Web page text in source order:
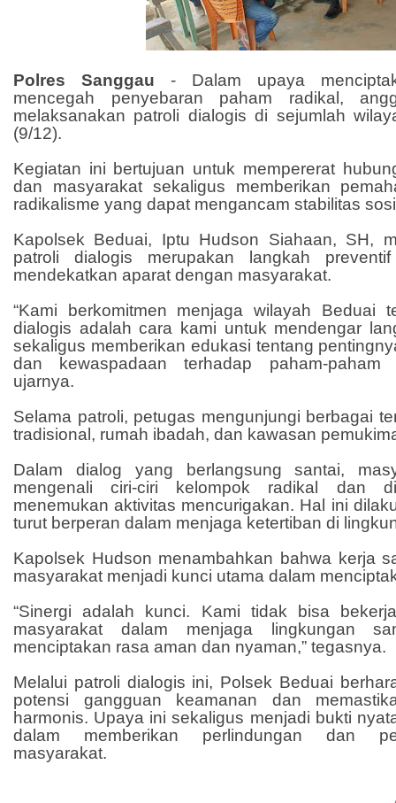
Polres Sanggau - Dalam upaya
mencegah penyebaran paham radikal,
melaksanakan patroli dialogis di sejumlah
(9/12).
Kegiatan ini bertujuan untuk mempererat
dan masyarakat sekaligus memberikan
radikalisme yang dapat mengancam stabilitas
Kapolsek Beduai, Iptu Hudson Siahaan, SH,
patroli dialogis merupakan langkah
mendekatkan aparat dengan masyarakat.
“Kami berkomitmen menjaga wilayah Beduai
dialogis adalah cara kami untuk mendengar
sekaligus memberikan edukasi tentang
dan kewaspadaan terhadap paham-paham
ujarnya.
Selama patroli, petugas mengunjungi berbagai
tradisional, rumah ibadah, dan kawasan
Dalam dialog yang berlangsung santai,
mengenali ciri-ciri kelompok radikal dan
menemukan aktivitas mencurigakan. Hal ini
turut berperan dalam menjaga ketertiban di
Kapolsek Hudson menambahkan bahwa kerja
masyarakat menjadi kunci utama dalam
“Sinergi adalah kunci. Kami tidak bisa
masyarakat dalam menjaga lingkungan
menciptakan rasa aman dan nyaman,” tegasnya.
Melalui patroli dialogis ini, Polsek Beduai
potensi gangguan keamanan dan
harmonis. Upaya ini sekaligus menjadi bukti
dalam memberikan perlindungan dan
masyarakat.